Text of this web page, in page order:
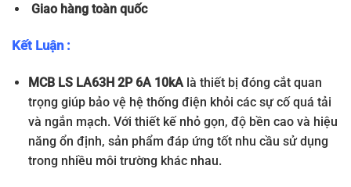
Giao hàng toàn quốc
Kết Luận :
MCB LS LA63H 2P 6A 10kAlà thiết bị đóng cắt quan
trọng giúp bảo vệ hệ thống điện khỏi các sự cố quá tải
và ngắn mạch. Với thiết kế nhỏ gọn, độ bền cao và hiệu
năng ổn định, sản phẩm đáp ứng tốt nhu cầu sử dụng
trong nhiều môi trường khác nhau.